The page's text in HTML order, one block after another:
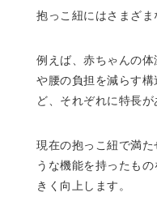
抱っこ紐にはさまざま
例えば、赤ちゃんの
や腰の負担を減らす
ど、それぞれに特長が
現在の抱っこ紐で満
うな機能を持ったも
きく向上します。